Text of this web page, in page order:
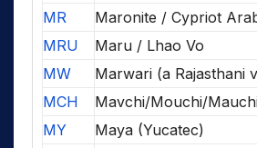
MR
Maronite / Cypriot
MRU
Maru / Lhao Vo
MW
Marwari (a Rajasthani
MCH
Mavchi/Mouchi/
MY
Maya (Yucatec)